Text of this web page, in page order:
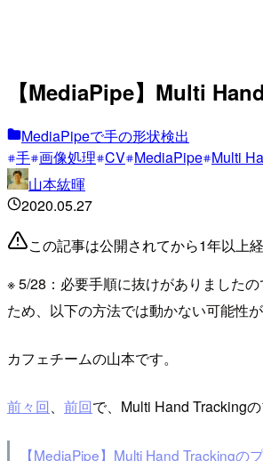
【MediaPipe】Multi
MediaPipeで手の形状検出
手 画像処理 CV MediaPipe Multi
山本紘暉
2020.05.27
この記事は公開されてから1年以上
※ 5/28：必要手順に抜けがありました
ため、以下の方法では動かない可能性
カフェチームの山本です。
前々回、 前回で、Multi Hand Tracking
【MediaPipe】Multi Hand Trackingの